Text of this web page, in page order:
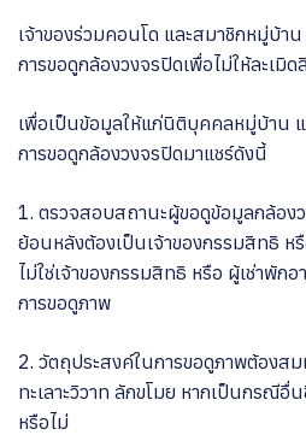
เจ้าของร่วมคอนโด และสมาชิกหมู่บ้า
การขอดูกล้องวงจรปิดเพื่อไม่ให้ละเมิ
เพื่อเป็นข้อมูลให้แก่นิติบุคคลหมู่บ้าน
การขอดูกล้องวงจรปิดมาแชร์ดังนี้
1. ตรวจสอบสถานะผู้ขอดูข้อมูลกล้อง
ย้อนหลังต้องเป็นเจ้าของกรรมสิทธิ ห
ไม่ใช่เจ้าของกรรมสิทธิ หรือ ผู้เช่าพัก
การขอดูภาพ
2. วัตถุประสงค์ในการขอดูภาพต้องส
ทะเลาะวิวาท ลักขโมย หากเป็นกรณี
หรือไม่